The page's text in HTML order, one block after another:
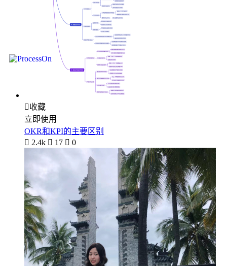
收藏
立即使用
OKR和KPI的主要区别
 2.4k  17  0